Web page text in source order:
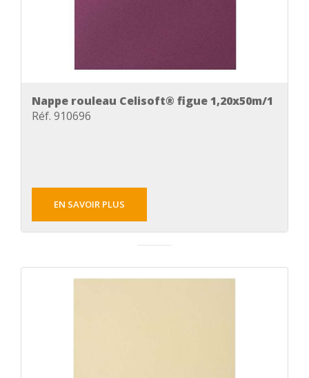
Nappe rouleau Celisoft® figue 1,20x50m/1
Réf. 910696
EN SAVOIR PLUS